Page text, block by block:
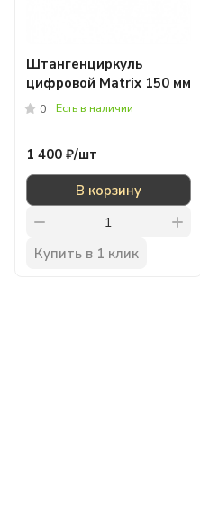
Штангенциркуль
цифровой Matrix 150 мм
0 Есть в наличии
1 400 ₽/шт
В корзину
Купить в 1 клик